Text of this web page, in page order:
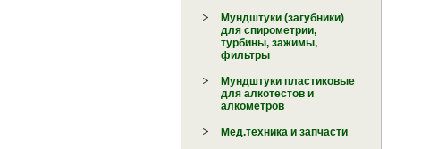
Мундштуки (загубники)
для спирометрии,
турбины, зажимы,
фильтры
Мундштуки пластиковые
для алкотестов и
алкометров
Мед.техника и запчасти